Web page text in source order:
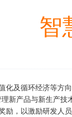
智
化及循环经济等方
新产品与新生产
励，以激励研发人